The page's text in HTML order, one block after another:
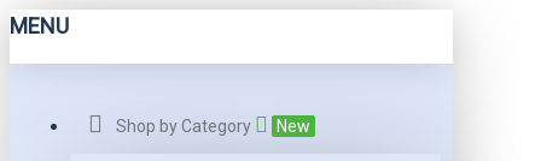
MENU
Shop by Category New